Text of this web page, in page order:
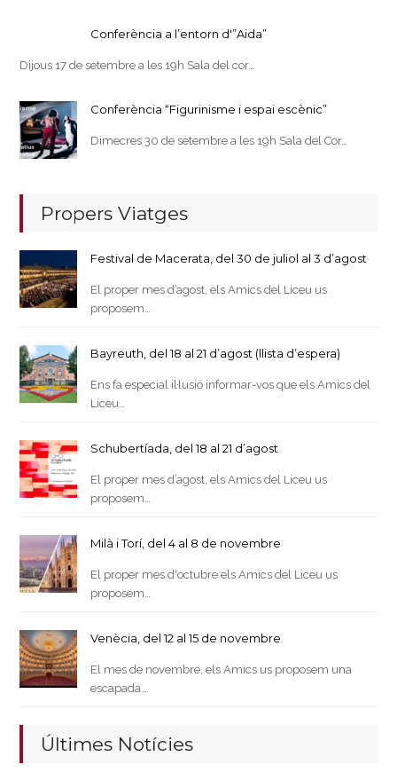
Conferència a l’entorn d'”Aida”
Dijous 17 de setembre a les 19h Sala del cor…
Conferència “Figurinisme i espai escènic”
Dimecres 30 de setembre a les 19h Sala del Cor…
Propers Viatges
Festival de Macerata, del 30 de juliol al 3 d’agost
El proper mes d’agost, els Amics del Liceu us
proposem…
Bayreuth, del 18 al 21 d’agost (llista d’espera)
Ens fa especial il·lusió informar-vos que els Amics del
Liceu…
Schubertíada, del 18 al 21 d’agost
El proper mes d’agost, els Amics del Liceu us
proposem…
Milà i Torí, del 4 al 8 de novembre
El proper mes d'octubre els Amics del Liceu us
proposem…
Venècia, del 12 al 15 de novembre
El mes de novembre, els Amics us proposem una
escapada…
Últimes Notícies